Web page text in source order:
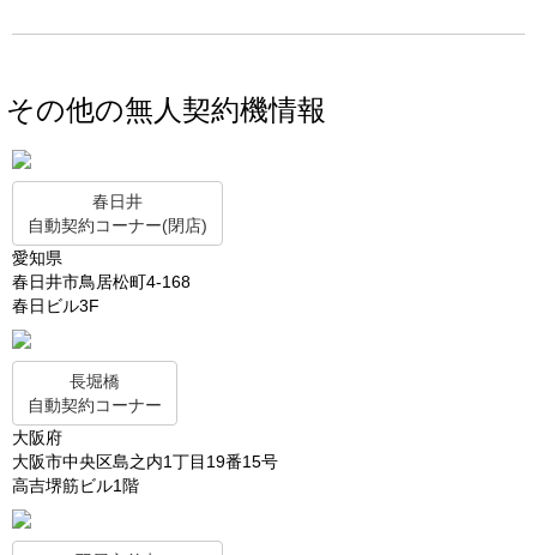
その他の無人契約機情報
春日井
自動契約コーナー(閉店)
愛知県
春日井市鳥居松町4-168
春日ビル3F
長堀橋
自動契約コーナー
大阪府
大阪市中央区島之内1丁目19番15号
高吉堺筋ビル1階